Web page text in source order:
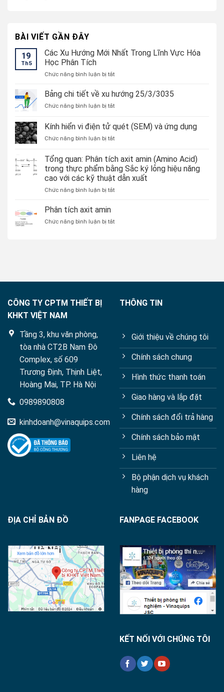
BÀI VIẾT GẦN ĐÂY
19
Th5
Các Xu Hướng Mới Nhất Trong Lĩnh Vực Hóa
Học Phân Tích
Chức năng bình luận bị tắtở
Xu
Hướng
Mới
Trong
Vực
Học
Phân
Tích
Bảng chi tiết về xu hướng 25/3/3035
Chức năng bình luận bị tắtở
tiết
về
hướng
25/3/3035
Kính hiển vi điện tử quét (SEM) và ứng dụng
Chức năng bình luận bị tắtở
hiển
vi
điện
tử
quét
dụng
Tổng quan: Phân tích axit amin (Amino Acid)
trong thực phẩm bằng Sắc ký lỏng hiệu năng
cao với các kỹ thuật dẫn xuất
Chức năng bình luận bị tắtở
tích
phẩm
Sắc
năng
các
thuật
xuất
Phân tích axit amin
Chức năng bình luận bị tắtở
CÔNG TY CPTM THIẾT BỊ
KHKT VIỆT NAM
Tầng 3, khu văn phòng,
tòa nhà CT2B Nam Đô
Complex, số 609
Trương Định, Thịnh Liệt,
Hoàng Mai, TP. Hà Nội
0989890808
kinhdoanh@vinaquips.com
THÔNG TIN
Giới thiệu về chúng tôi
Chính sách chung
Hình thức thanh toán
Giao hàng và lắp đặt
Chính sách đổi trả hàng
Chính sách bảo mật
Liên hệ
Bộ phận dịch vụ khách
hàng
ĐỊA CHỈ BẢN ĐỒ FANPAGE FACEBOOK
KẾT NỐI VỚI CHÚNG TÔI